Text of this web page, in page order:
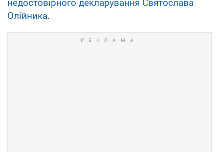
недостовірного декларування Святослава
Олійника.